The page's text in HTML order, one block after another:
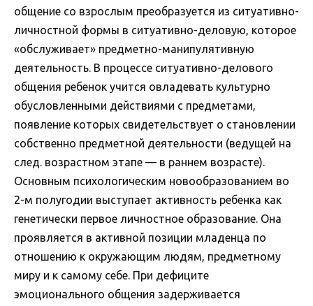
общение со взрослым преобразуется из ситуативно-
личностной формы в ситуативно-деловую, которое
«обслуживает» предметно-манипулятивную
деятельность. В процессе ситуативно-делового
общения ребенок учится овладевать культурно
обусловленными действиями с предметами,
появление которых свидетельствует о становлении
собственно предметной деятельности (ведущей на
след. возрастном этапе — в раннем возрасте).
Основным психологическим новообразованием во
2-м полугодии выступает активность ребенка как
генетически первое личностное образование. Она
проявляется в активной позиции младенца по
отношению к окружающим людям, предметному
миру и к самому себе. При дефиците
эмоционального общения задерживается